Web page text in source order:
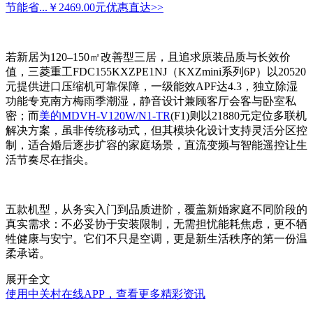
节能省... ￥2469.00元优惠直达>>
若新居为120–150㎡改善型三居，且追求原装品质与长效价
值，三菱重工FDC155KXZPE1NJ（KXZmini系列6P）以20520
元提供进口压缩机可靠保障，一级能效APF达4.3，独立除湿
功能专克南方梅雨季潮湿，静音设计兼顾客厅会客与卧室私
密；而美的MDVH-V120W/N1-TR(F1)则以21880元定位多联机
解决方案，虽非传统移动式，但其模块化设计支持灵活分区控
制，适合婚后逐步扩容的家庭场景，直流变频与智能遥控让生
活节奏尽在指尖。
五款机型，从务实入门到品质进阶，覆盖新婚家庭不同阶段的
真实需求：不必妥协于安装限制，无需担忧能耗焦虑，更不牺
牲健康与安宁。它们不只是空调，更是新生活秩序的第一份温
柔承诺。
展开全文
使用中关村在线APP，查看更多精彩资讯